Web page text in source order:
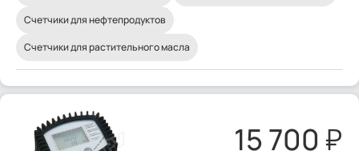
Счетчики для нефтепродуктов
Счетчики для растительного масла
15 700